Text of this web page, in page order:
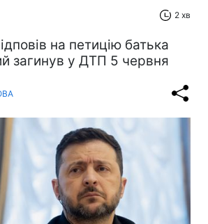
2 хв
на петицію батька
загинув у ДТП 5 червня